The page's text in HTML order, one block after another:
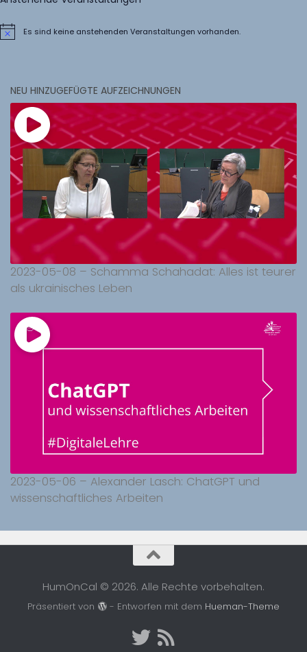
HinweisEs sind keine anstehenden Veranstaltungen vorhanden.
NEU HINZUGEFÜGTE AUFZEICHNUNGEN
2023-05-08 – Schamma Schahadat: Alles ist teurer
als ukrainisches Leben
2023-05-06 – Alexander Lasch: ChatGPT und
wissenschaftliches Arbeiten
HumOnCal © 2026. Alle Rechte vorbehalten.
Präsentiert von - Entworfen mit dem Hueman-Theme